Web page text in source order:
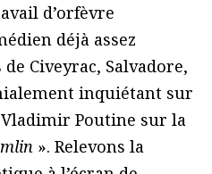
d’orfèvre
déjà assez
Civeyrac, Salvadore,
inquiétant sur
Vladimir Poutine sur la
». Relevons la